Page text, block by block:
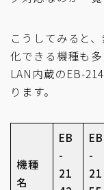
こうしてみると
化できる機種も
LAN内蔵のEB-
ります。
機種
名
EB
-
21
EB
-
21